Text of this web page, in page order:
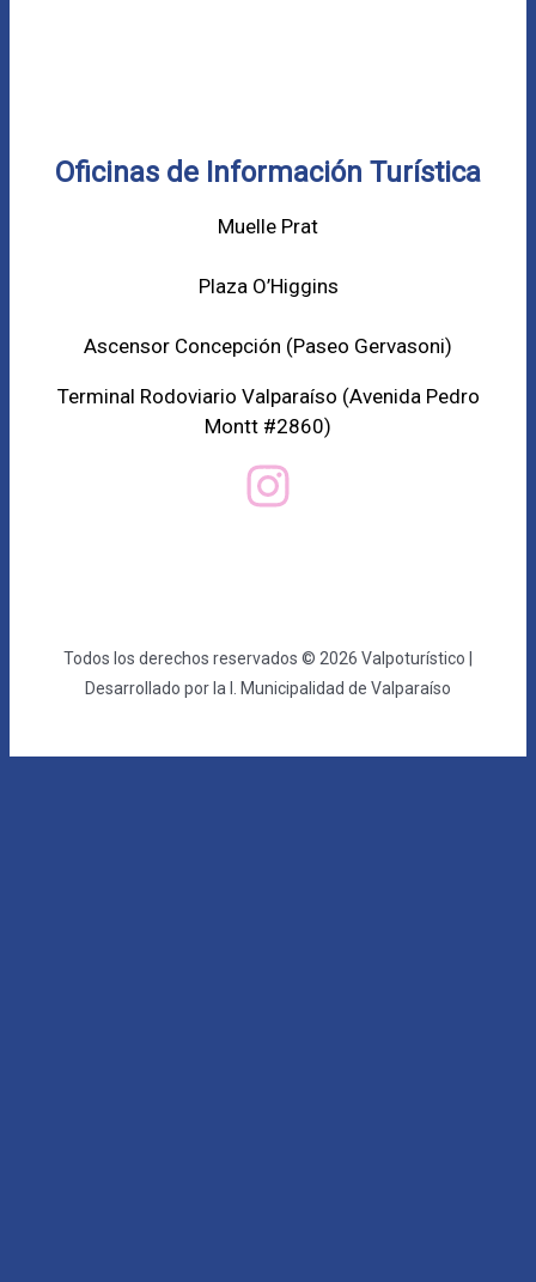
Oficinas de Información Turística
Muelle Prat
Plaza O’Higgins
Ascensor Concepción (Paseo Gervasoni)
Terminal Rodoviario Valparaíso (Avenida Pedro
Montt #2860)
Todos los derechos reservados © 2026 Valpoturístico |
Desarrollado por la I. Municipalidad de Valparaíso